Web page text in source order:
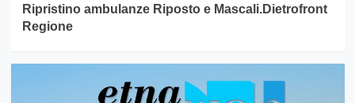
Ripristino ambulanze Riposto e Mascali.Dietrofront
Regione